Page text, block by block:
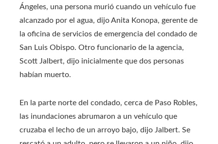
Ángeles, una persona murió cuando un vehículo fue
alcanzado por el agua, dijo Anita Konopa, gerente de
la oficina de servicios de emergencia del condado de
San Luis Obispo. Otro funcionario de la agencia,
Scott Jalbert, dijo inicialmente que dos personas
habían muerto.
En la parte norte del condado, cerca de Paso Robles,
las inundaciones abrumaron a un vehículo que
cruzaba el lecho de un arroyo bajo, dijo Jalbert. Se